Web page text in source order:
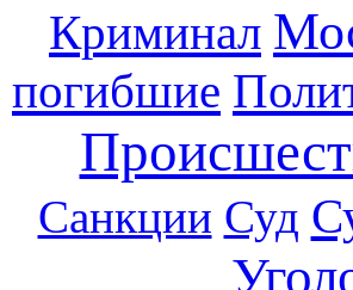
Криминал
погибшие
Санкции Суд